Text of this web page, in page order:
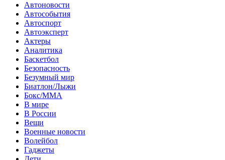
Автоновости
Автособытия
Автоспорт
Автоэксперт
Актеры
Аналитика
Баскетбол
Безопасность
Безумный мир
Биатлон/Лыжи
Бокс/MMA
В мире
В России
Вещи
Военные новости
Волейбол
Гаджеты